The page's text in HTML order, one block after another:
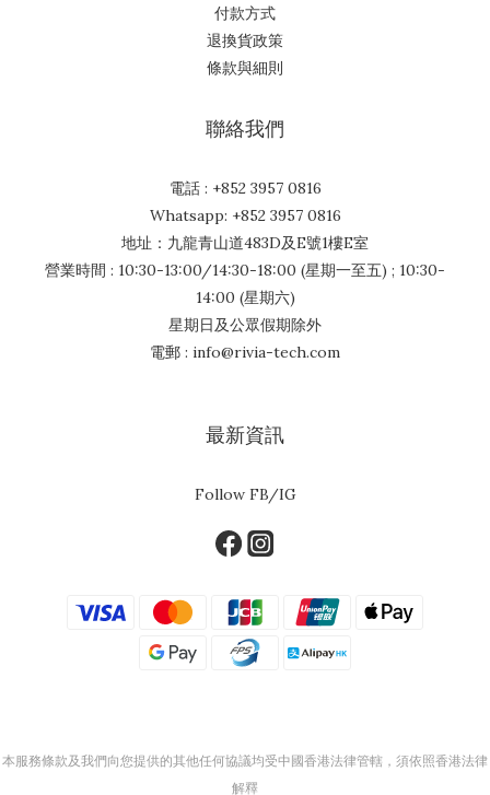
付款方式
退換貨政策
條款與細則
聯絡我們
電話 : +852 3957 0816
Whatsapp: +852 3957 0816
地址：九龍青山道483D及E號1樓E室
營業時間 : 10:30-13:00/14:30-18:00 (星期一至五) ; 10:30-
14:00 (星期六)
星期日及公眾假期除外
電郵 : info@rivia-tech.com
最新資訊
Follow FB/IG
本服務條款及我們向您提供的其他任何協議均受中國香港法律管轄，須依照香港法律
解釋